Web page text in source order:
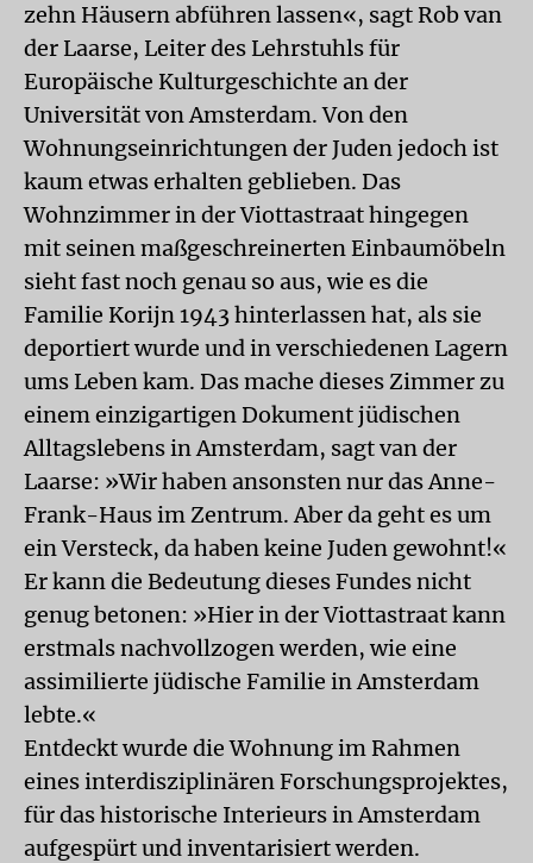
zehn Häusern abführen lassen«, sagt Rob van
der Laarse, Leiter des Lehrstuhls für
Europäische Kulturgeschichte an der
Universität von Amsterdam. Von den
Wohnungseinrichtungen der Juden jedoch ist
kaum etwas erhalten geblieben. Das
Wohnzimmer in der Viottastraat hingegen
mit seinen maßgeschreinerten Einbaumöbeln
sieht fast noch genau so aus, wie es die
Familie Korijn 1943 hinterlassen hat, als sie
deportiert wurde und in verschiedenen Lagern
ums Leben kam. Das mache dieses Zimmer zu
einem einzigartigen Dokument jüdischen
Alltagslebens in Amsterdam, sagt van der
Laarse: »Wir haben ansonsten nur das Anne-
Frank-Haus im Zentrum. Aber da geht es um
ein Versteck, da haben keine Juden gewohnt!«
Er kann die Bedeutung dieses Fundes nicht
genug betonen: »Hier in der Viottastraat kann
erstmals nachvollzogen werden, wie eine
assimilierte jüdische Familie in Amsterdam
lebte.«
Entdeckt wurde die Wohnung im Rahmen
eines interdisziplinären Forschungsprojektes,
für das historische Interieurs in Amsterdam
aufgespürt und inventarisiert werden.